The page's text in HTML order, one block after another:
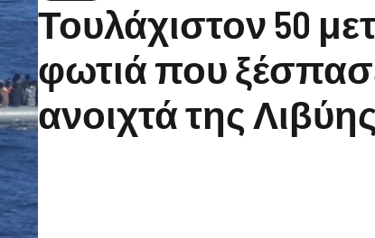
Τουλάχιστον 50
φωτιά που
ανοιχτά της Λιβύης